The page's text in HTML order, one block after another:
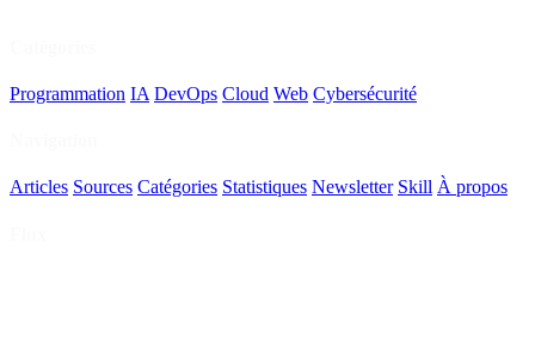
Programmation IA DevOps Cloud Web Cybersécurité
Articles Sources Catégories Statistiques Newsletter Skill À propos